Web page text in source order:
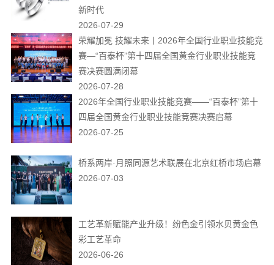
新时代
2026-07-29
荣耀加冕 技耀未来丨2026年全国行业职业技能竞
赛—“百泰杯”第十四届全国黄金行业职业技能竞
赛决赛圆满闭幕
2026-07-28
2026年全国行业职业技能竞赛——“百泰杯”第十
四届全国黄金行业职业技能竞赛决赛启幕
2026-07-25
桥系两岸·月照同源艺术联展在北京红桥市场启幕
2026-07-03
工艺革新赋能产业升级！纷色金引领水贝黄金色
彩工艺革命
2026-06-26